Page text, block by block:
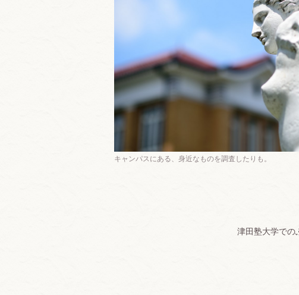
キャンパスにある、身近なものを調査したりも。
津田塾大学での